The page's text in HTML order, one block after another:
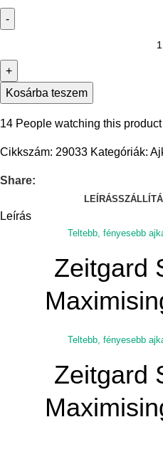
Kosárba teszem
14 People watching this
Cikkszám: 29033 Kategóriák:
Share:
LEÍRÁS
Leírás
Teltebb, fényesebb
Zeitgard
Teltebb, fényesebb
Zeitgard